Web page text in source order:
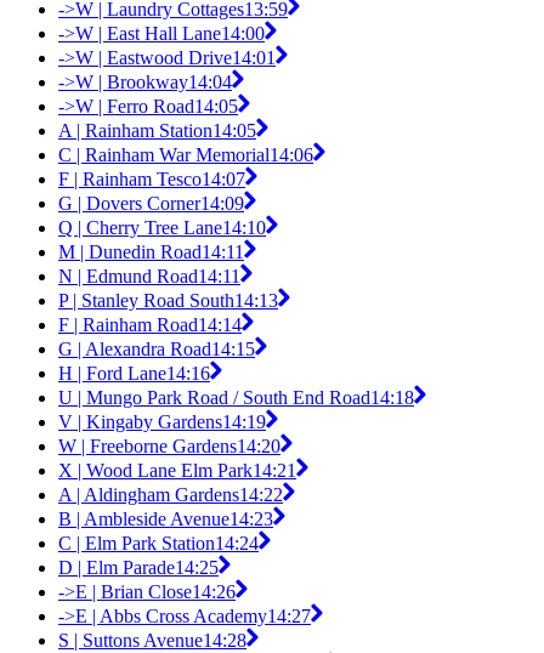
->W | Laundry Cottages13:59
->W | East Hall Lane14:00
->W | Eastwood Drive14:01
->W | Brookway14:04
->W | Ferro Road14:05
A | Rainham Station14:05
C | Rainham War Memorial14:06
F | Rainham Tesco14:07
G | Dovers Corner14:09
Q | Cherry Tree Lane14:10
M | Dunedin Road14:11
N | Edmund Road14:11
P | Stanley Road South14:13
F | Rainham Road14:14
G | Alexandra Road14:15
H | Ford Lane14:16
U | Mungo Park Road / South End Road14:18
V | Kingaby Gardens14:19
W | Freeborne Gardens14:20
X | Wood Lane Elm Park14:21
A | Aldingham Gardens14:22
B | Ambleside Avenue14:23
C | Elm Park Station14:24
D | Elm Parade14:25
->E | Brian Close14:26
->E | Abbs Cross Academy14:27
S | Suttons Avenue14:28